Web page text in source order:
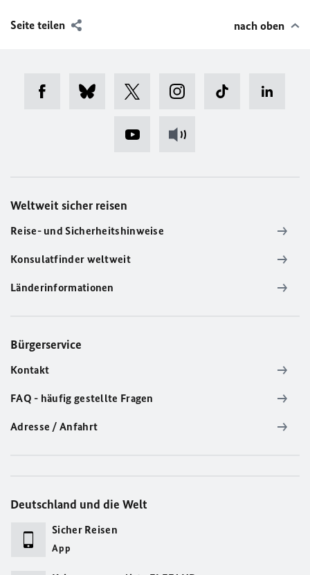
Seite teilen nach oben
Weltweit sicher reisen
Reise- und Sicherheitshinweise
Konsulatfinder weltweit
Länderinformationen
Bürgerservice
Kontakt
FAQ - häufig gestellte Fragen
Adresse / Anfahrt
Deutschland und die Welt
Sicher Reisen
App